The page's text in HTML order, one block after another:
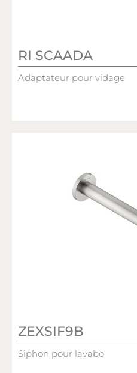
RI SCAADA
Adaptateur pour vidage
ZEXSIF9B
Siphon pour lavabo